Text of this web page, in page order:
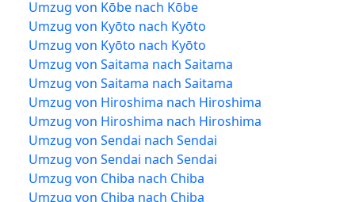
Umzug von Kōbe nach Kōbe
Umzug von Kyōto nach Kyōto
Umzug von Kyōto nach Kyōto
Umzug von Saitama nach Saitama
Umzug von Saitama nach Saitama
Umzug von Hiroshima nach Hiroshima
Umzug von Hiroshima nach Hiroshima
Umzug von Sendai nach Sendai
Umzug von Sendai nach Sendai
Umzug von Chiba nach Chiba
Umzug von Chiba nach Chiba